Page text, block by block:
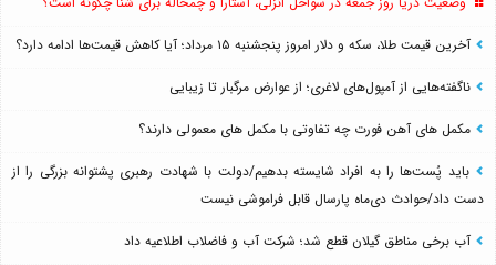
آخرین قیمت طلا، سکه و دلار امروز پنجشنبه ۱۵ مرداد؛ آیا کاهش قیمت‌ها ادامه دارد؟
ناگفته‌هایی از آمپول‌های لاغری؛ از عوارض مرگبار تا زیبایی
مکمل های آهن فورت چه تفاوتی با مکمل های معمولی دارند؟
باید پُست‌ها را به افراد شایسته بدهیم/دولت با شهادت رهبری پشتوانه بزرگی را از
دست داد/حوادث دی‌ماه پارسال قابل فراموشی نیست
آب برخی مناطق گیلان قطع شد؛ شرکت آب و فاضلاب اطلاعیه داد